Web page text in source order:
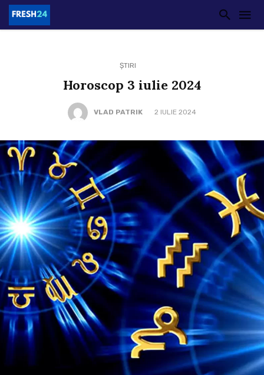
ȘTIRI
Horoscop 3 iulie 2024
VLAD PATRIK 2 IULIE 2024